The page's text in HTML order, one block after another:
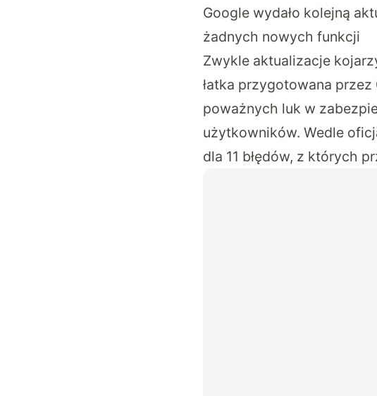
Google wydało kolejną
żadnych nowych funkcji
Zwykle aktualizacje
łatka przygotowana przez
poważnych luk w
użytkowników. Wedle
dla 11 błędów, z których